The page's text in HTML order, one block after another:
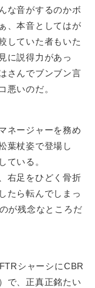
な音がするのかボ
、本音としてはが
していた者もいた
に説得力があっ
さんでブンブン言
悪いのだ。
ネージャーを務め
葉杖姿で登場し
ている。
右足をひどく骨折
たら転んでしまっ
が残念なところだ
シャーシにCBR
で、正真正銘たい